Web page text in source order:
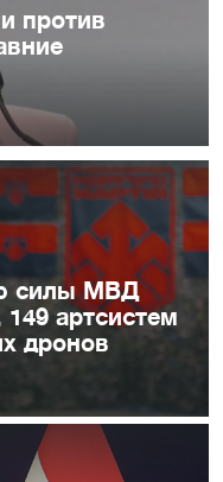
против
силы МВД
артсистем
дронов